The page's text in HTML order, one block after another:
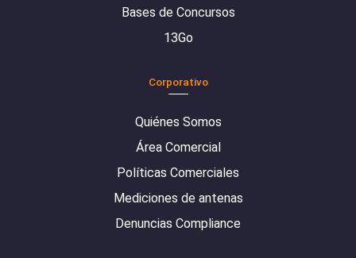
Bases de Concursos
13Go
Corporativo
Quiénes Somos
Área Comercial
Políticas Comerciales
Mediciones de antenas
Denuncias Compliance